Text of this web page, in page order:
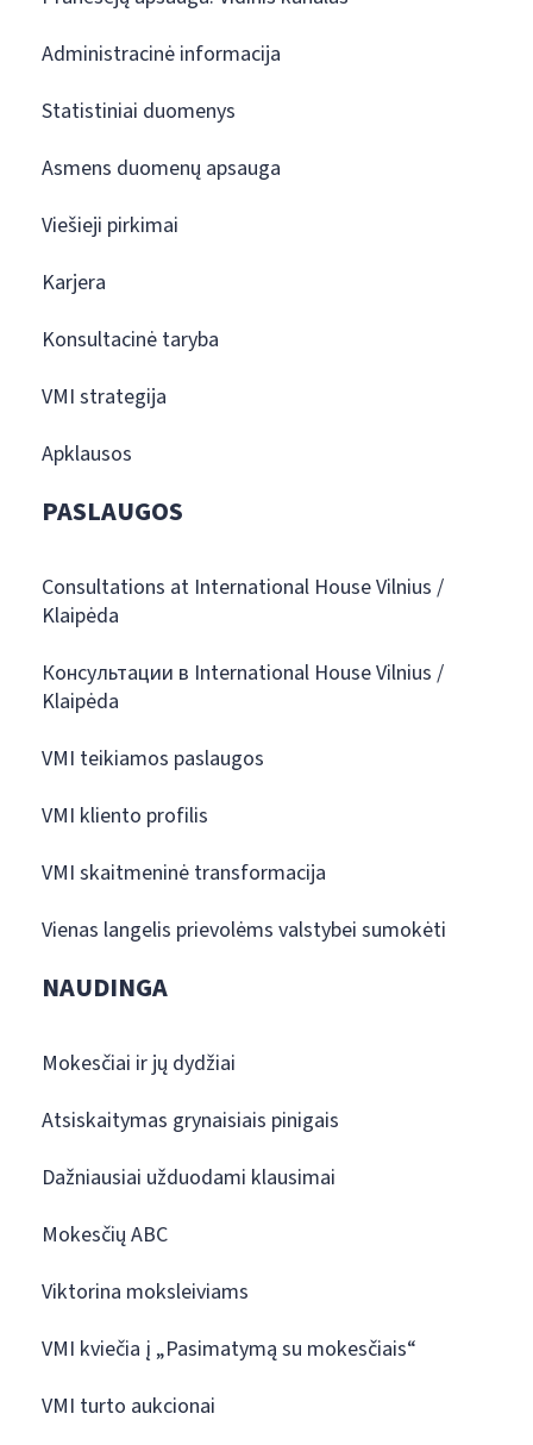
Administracinė informacija
Statistiniai duomenys
Asmens duomenų apsauga
Viešieji pirkimai
Karjera
Konsultacinė taryba
VMI strategija
Apklausos
PASLAUGOS
Consultations at International House Vilnius /
Klaipėda
Консультации в International House Vilnius /
Klaipėda
VMI teikiamos paslaugos
VMI kliento profilis
VMI skaitmeninė transformacija
Vienas langelis prievolėms valstybei sumokėti
NAUDINGA
Mokesčiai ir jų dydžiai
Atsiskaitymas grynaisiais pinigais
Dažniausiai užduodami klausimai
Mokesčių ABC
Viktorina moksleiviams
VMI kviečia į „Pasimatymą su mokesčiais“
VMI turto aukcionai